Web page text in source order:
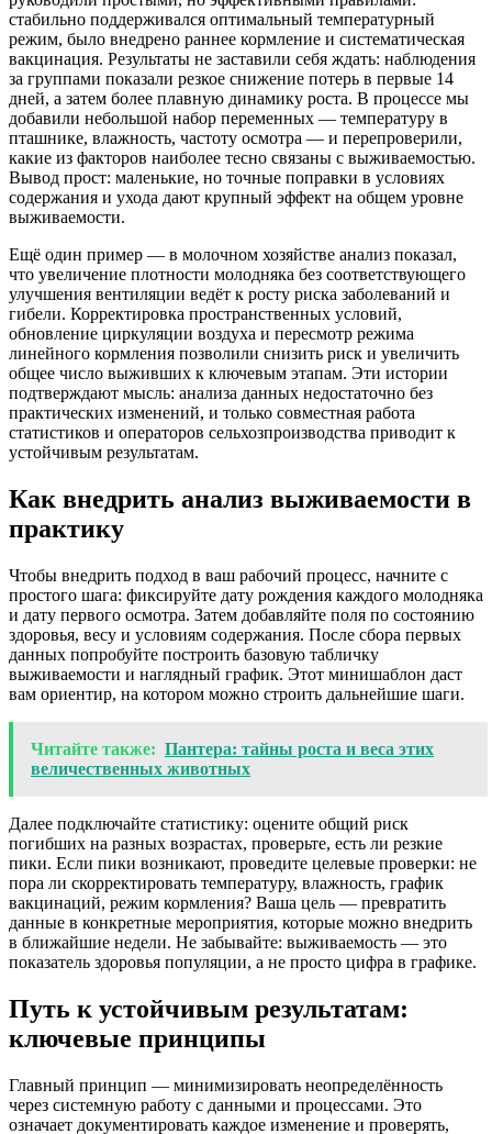
стабильно поддерживался оптимальный температурный
режим, было внедрено раннее кормление и систематическая
вакцинация. Результаты не заставили себя ждать: наблюдения
за группами показали резкое снижение потерь в первые 14
дней, а затем более плавную динамику роста. В процессе мы
добавили небольшой набор переменных — температуру в
пташнике, влажность, частоту осмотра — и перепроверили,
какие из факторов наиболее тесно связаны с выживаемостью.
Вывод прост: маленькие, но точные поправки в условиях
содержания и ухода дают крупный эффект на общем уровне
выживаемости.
Ещё один пример — в молочном хозяйстве анализ показал,
что увеличение плотности молодняка без соответствующего
улучшения вентиляции ведёт к росту риска заболеваний и
гибели. Корректировка пространственных условий,
обновление циркуляции воздуха и пересмотр режима
линейного кормления позволили снизить риск и увеличить
общее число выживших к ключевым этапам. Эти истории
подтверждают мысль: анализа данных недостаточно без
практических изменений, и только совместная работа
статистиков и операторов сельхозпроизводства приводит к
устойчивым результатам.
Как внедрить анализ выживаемости в
практику
Чтобы внедрить подход в ваш рабочий процесс, начните с
простого шага: фиксируйте дату рождения каждого молодняка
и дату первого осмотра. Затем добавляйте поля по состоянию
здоровья, весу и условиям содержания. После сбора первых
данных попробуйте построить базовую табличку
выживаемости и наглядный график. Этот минишаблон даст
вам ориентир, на котором можно строить дальнейшие шаги.
Читайте также: Пантера: тайны роста и веса этих
величественных животных
Далее подключайте статистику: оцените общий риск
погибших на разных возрастах, проверьте, есть ли резкие
пики. Если пики возникают, проведите целевые проверки: не
пора ли скорректировать температуру, влажность, график
вакцинаций, режим кормления? Ваша цель — превратить
данные в конкретные мероприятия, которые можно внедрить
в ближайшие недели. Не забывайте: выживаемость — это
показатель здоровья популяции, а не просто цифра в графике.
Путь к устойчивым результатам:
ключевые принципы
Главный принцип — минимизировать неопределённость
через системную работу с данными и процессами. Это
означает документировать каждое изменение и проверять,